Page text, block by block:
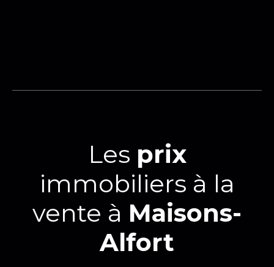
Les prix
immobiliers à la
vente à Maisons-
Alfort